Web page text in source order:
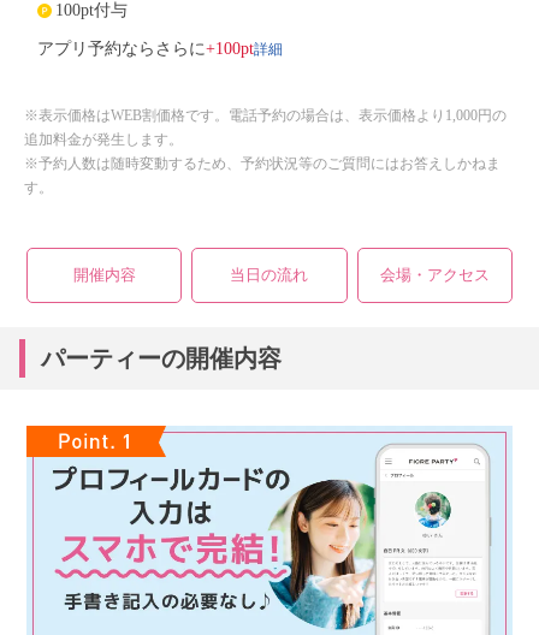
100pt付与
アプリ予約ならさらに+100pt詳細
※表示価格はWEB割価格です。電話予約の場合は、表示価格より1,000円の
追加料金が発生します。
※予約人数は随時変動するため、予約状況等のご質問にはお答えしかねま
す。
開催内容 当日の流れ 会場・アクセス
パーティーの開催内容